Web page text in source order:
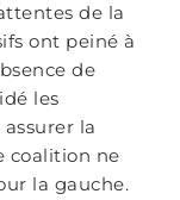
de la
ont peiné à
de
les
la
coalition ne
la gauche.